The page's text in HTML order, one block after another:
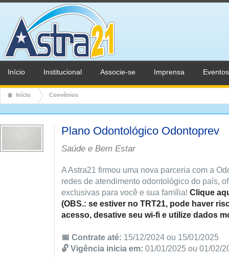
Início Institucional Associe-se Imprensa Eventos
Início Convênios
Plano Odontológico Odontoprev
Saúde e Bem Estar
A Astra21 firmou uma nova parceria com a
redes de atendimento odontológico do país,
exclusivas para você e sua família! Clique
(OBS.: se estiver no TRT21, pode haver
acesso, desative seu wi-fi e utilize dados
📅 Contrate até: 15/12/2024 ou 15/01/2025
🔓 Vigência inicia em: 01/01/2025 ou 01/02/